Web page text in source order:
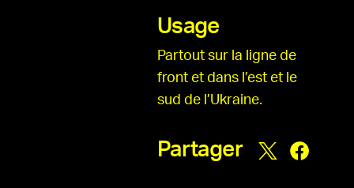
Usage
Partout sur la ligne de
front et dans l’est et le
sud de l’Ukraine.
Partager